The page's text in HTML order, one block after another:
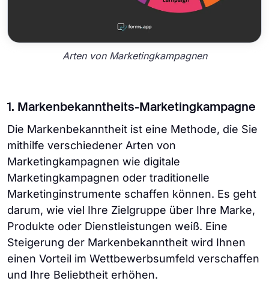
Arten von Marketingkampagnen
1. Markenbekanntheits-Marketingkampagne
Die Markenbekanntheit ist eine Methode, die Sie
mithilfe verschiedener Arten von
Marketingkampagnen wie digitale
Marketingkampagnen oder traditionelle
Marketinginstrumente schaffen können. Es geht
darum, wie viel Ihre Zielgruppe über Ihre Marke,
Produkte oder Dienstleistungen weiß. Eine
Steigerung der Markenbekanntheit wird Ihnen
einen Vorteil im Wettbewerbsumfeld verschaffen
und Ihre Beliebtheit erhöhen.